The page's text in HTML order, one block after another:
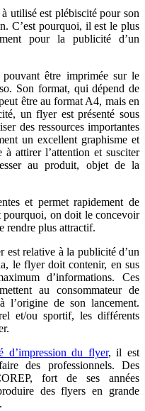
utilisé est plébiscité pour son
C’est pourquoi, il est le plus
pour la publicité d’un
être imprimée sur le
Son format, qui dépend de
être au format A4, mais en
un flyer est présenté sous
des ressources importantes
un excellent graphisme et
attirer l’attention et susciter
au produit, objet de la
et permet rapidement de
pourquoi, on doit le concevoir
rendre plus attractif.
est relative à la publicité d’un
le flyer doit contenir, en sus
d’informations. Ces
au consommateur de
l’origine de son lancement.
et/ou sportif, les différents
d’impression du flyer, il est
des professionnels. Des
fort de ses années
des flyers en grande